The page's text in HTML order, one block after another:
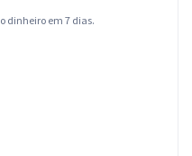
dinheiro em 7 dias.